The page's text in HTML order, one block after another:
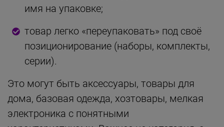
имя на упаковке;
товар легко «переупаковать» под своё
позиционирование (наборы, комплекты,
серии).
Это могут быть аксессуары, товары для
дома, базовая одежда, хозтовары, мелкая
электроника с понятными